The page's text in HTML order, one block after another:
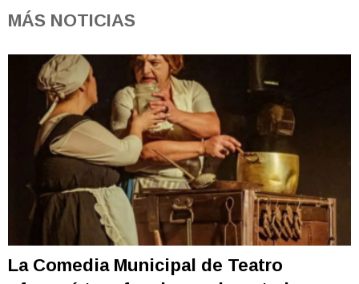
MÁS NOTICIAS
La Comedia Municipal de Teatro